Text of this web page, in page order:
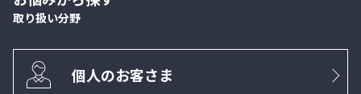
取り扱い分野
個人のお客さま